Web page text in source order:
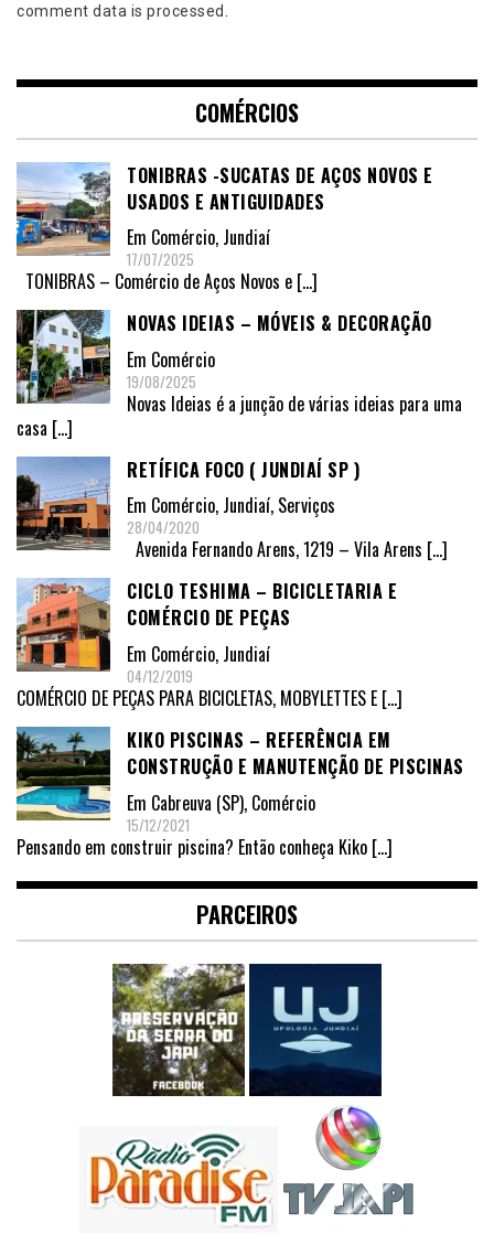
comment data is processed.
COMÉRCIOS
TONIBRAS -SUCATAS DE AÇOS NOVOS E
USADOS E ANTIGUIDADES
Em Comércio, Jundiaí
17/07/2025
TONIBRAS – Comércio de Aços Novos e […]
NOVAS IDEIAS – MÓVEIS & DECORAÇÃO
Em Comércio
19/08/2025
Novas Ideias é a junção de várias ideias para uma
casa […]
RETÍFICA FOCO ( JUNDIAÍ SP )
Em Comércio, Jundiaí, Serviços
28/04/2020
Avenida Fernando Arens, 1219 – Vila Arens […]
CICLO TESHIMA – BICICLETARIA E
COMÉRCIO DE PEÇAS
Em Comércio, Jundiaí
04/12/2019
COMÉRCIO DE PEÇAS PARA BICICLETAS, MOBYLETTES E […]
KIKO PISCINAS – REFERÊNCIA EM
CONSTRUÇÃO E MANUTENÇÃO DE PISCINAS
Em Cabreuva (SP), Comércio
15/12/2021
Pensando em construir piscina? Então conheça Kiko […]
PARCEIROS